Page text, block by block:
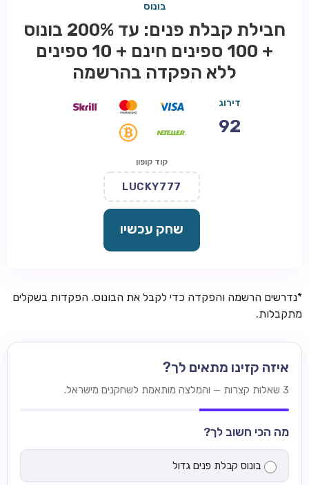
בונוס
חבילת קבלת פנים: עד 200% בונוס
+ 100 ספינים חינם + 10 ספינים
ללא הפקדה בהרשמה
דירוג
92
קוד קופון
LUCKY777
שחק עכשיו
*נדרשים הרשמה והפקדה כדי לקבל את הבונוס. הפקדות בשקלים
מתקבלות.
איזה קזינו מתאים לך?
3 שאלות קצרות — והמלצה מותאמת לשחקנים מישראל.
מה הכי חשוב לך?
בונוס קבלת פנים גדול